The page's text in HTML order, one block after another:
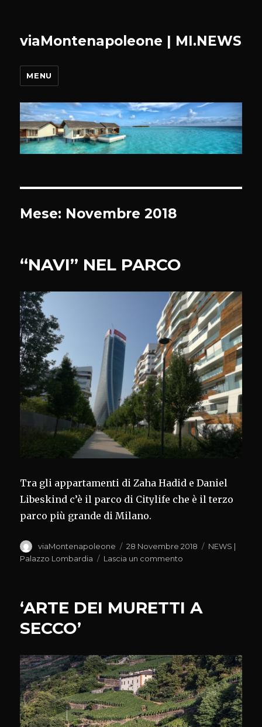
viaMontenapoleone | MI.NEWS
MENU
Mese: Novembre 2018
“NAVI” NEL PARCO
Tra gli appartamenti di Zaha Hadid e Daniel
Libeskind c’è il parco di Citylife che è il terzo
parco più grande di Milano.
Autore
viaMontenapoleone
Pubblicato
il
28 Novembre 2018 Categorie
NEWS |
Palazzo Lombardia
Lascia un commento
‘ARTE DEI MURETTI A
SECCO’